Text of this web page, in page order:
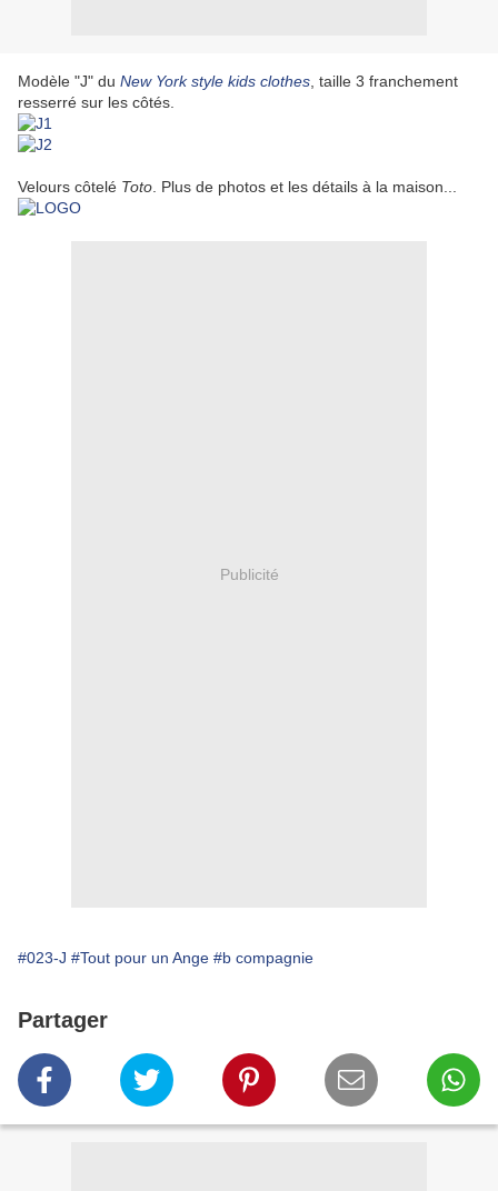
Modèle "J" du New York style kids clothes , taille 3 franchement
resserré sur les côtés.
Velours côtelé Toto . Plus de photos et les détails à la maison...
Publicité
#023-J #Tout pour un Ange #b compagnie
Partager